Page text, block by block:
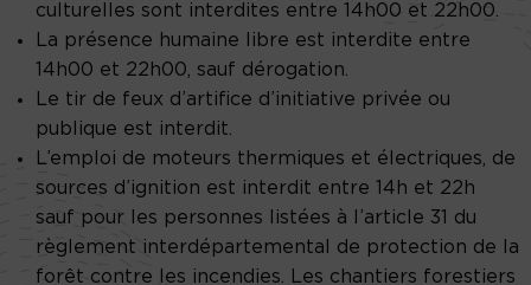
culturelles sont interdites entre 14h00 et 22h00.
La présence humaine libre est interdite entre
14h00 et 22h00, sauf dérogation.
Le tir de feux d’artifice d’initiative privée ou
publique est interdit.
L’emploi de moteurs thermiques et électriques, de
sources d’ignition est interdit entre 14h et 22h
sauf pour les personnes listées à l’article 31 du
règlement interdépartemental de protection de la
forêt contre les incendies. Les chantiers forestiers